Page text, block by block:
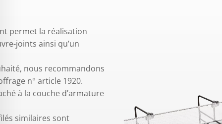
permet la réalisation
joints ainsi qu’un
nous recommandons
n° article 1920.
à la couche d’armature
similaires sont